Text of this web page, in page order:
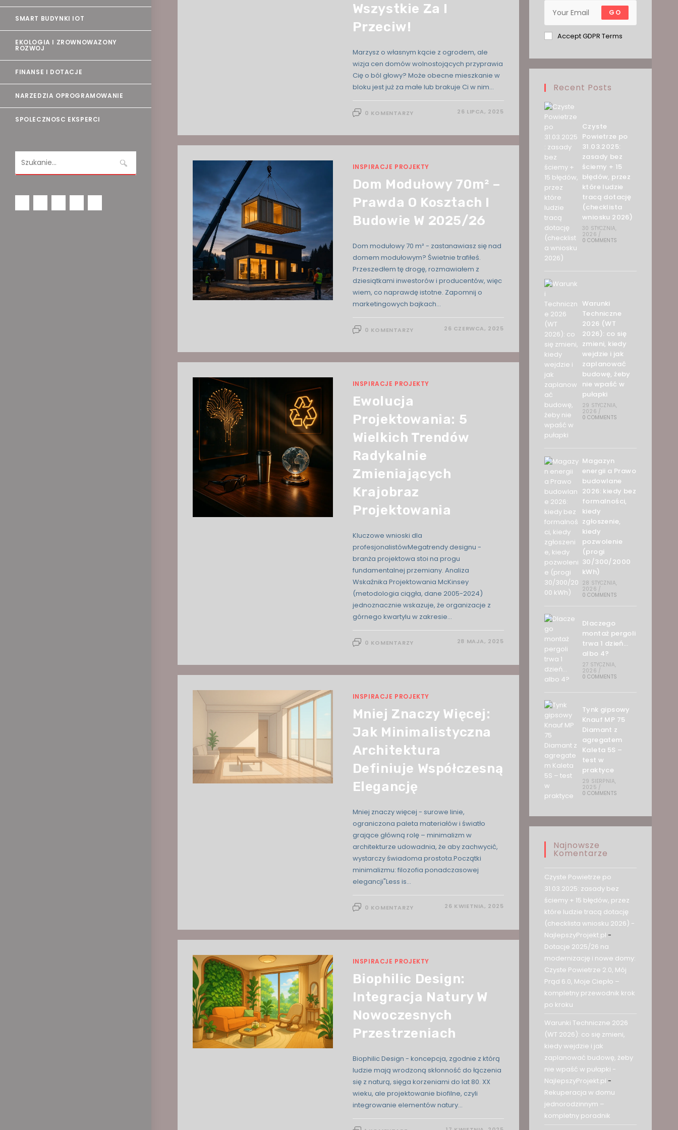
SMART BUDYNKI IOT
EKOLOGIA I ZROWNOWAZONY
ROZWOJ
FINANSE I DOTACJE
NARZEDZIA OPROGRAMOWANIE
SPOLECZNOSC EKSPERCI
website
Wszystkie Za I
Przeciw!
Marzysz o własnym kącie z ogrodem, ale
wizja cen domów wolnostojących przyprawia
Cię o ból głowy? Może obecne mieszkanie w
bloku jest już za małe lub brakuje Ci w nim…
0 KOMENTARZY 26 LIPCA, 2025
INSPIRACJE PROJEKTY
Dom Modułowy 70m² –
Prawda O Kosztach I
Budowie W 2025/26
Dom modułowy 70 m² - zastanawiasz się nad
domem modułowym? Świetnie trafiłeś.
Przeszedłem tę drogę, rozmawiałem z
dziesiątkami inwestorów i producentów, więc
wiem, co naprawdę istotne. Zapomnij o
marketingowych bajkach…
0 KOMENTARZY 26 CZERWCA, 2025
INSPIRACJE PROJEKTY
Ewolucja
Projektowania: 5
Wielkich Trendów
Radykalnie
Zmieniających
Krajobraz
Projektowania
Kluczowe wnioski dla
profesjonalistówMegatrendy designu -
branża projektowa stoi na progu
fundamentalnej przemiany. Analiza
Wskaźnika Projektowania McKinsey
(metodologia ciągła, dane 2005-2024)
jednoznacznie wskazuje, że organizacje z
górnego kwartylu w zakresie…
0 KOMENTARZY 28 MAJA, 2025
INSPIRACJE PROJEKTY
Mniej Znaczy Więcej:
Jak Minimalistyczna
Architektura
Definiuje Współczesną
Elegancję
Mniej znaczy więcej - surowe linie,
ograniczona paleta materiałów i światło
grające główną rolę – minimalizm w
architekturze udowadnia, że aby zachwycić,
wystarczy świadoma prostota.Początki
minimalizmu: filozofia ponadczasowej
elegancji"Less is…
0 KOMENTARZY 26 KWIETNIA, 2025
INSPIRACJE PROJEKTY
Biophilic Design:
Integracja Natury W
Nowoczesnych
Przestrzeniach
Biophilic Design - koncepcja, zgodnie z którą
ludzie mają wrodzoną skłonność do łączenia
się z naturą, sięga korzeniami do lat 80. XX
wieku, ale projektowanie biofilne, czyli
integrowanie elementów natury…
GO
Accept GDPR Terms
Recent Posts
Czyste
Powietrze po
31.03.2025:
zasady bez
ściemy + 15
błędów, przez
które ludzie
tracą dotację
(checklista
wniosku 2026)
30 STYCZNIA,
2026 /
0 COMMENTS
Warunki
Techniczne
2026 (WT
2026): co się
zmieni, kiedy
wejdzie i jak
zaplanować
budowę, żeby
nie wpaść w
pułapki
29 STYCZNIA,
2026 /
0 COMMENTS
Magazyn
energii a Prawo
budowlane
2026: kiedy bez
formalności,
kiedy
zgłoszenie,
kiedy
pozwolenie
(progi
30/300/2000
kWh)
28 STYCZNIA,
2026 /
0 COMMENTS
Dlaczego
montaż pergoli
trwa 1 dzień…
albo 4?
27 STYCZNIA,
2026 /
0 COMMENTS
Tynk gipsowy
Knauf MP 75
Diamant z
agregatem
Kaleta 5S –
test w
praktyce
29 SIERPNIA,
2025 /
0 COMMENTS
Najnowsze
Komentarze
Czyste Powietrze po
31.03.2025: zasady bez
ściemy + 15 błędów, przez
które ludzie tracą dotację
(checklista wniosku 2026) -
NajlepszyProjekt.pl -
Dotacje 2025/26 na
modernizację i nowe domy:
Czyste Powietrze 2.0, Mój
Prąd 6.0, Moje Ciepło –
kompletny przewodnik krok
po kroku
Warunki Techniczne 2026
(WT 2026): co się zmieni,
kiedy wejdzie i jak
zaplanować budowę, żeby
nie wpaść w pułapki -
NajlepszyProjekt.pl -
Rekuperacja w domu
jednorodzinnym –
kompletny poradnik